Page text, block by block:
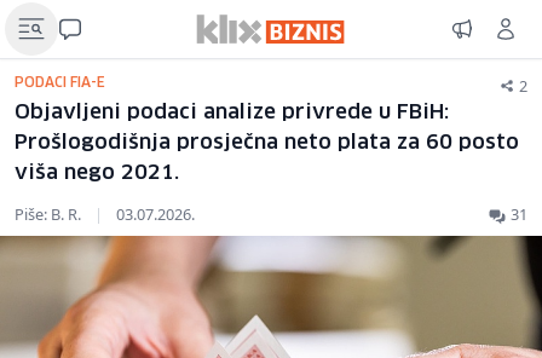
PODACI FIA-E 2
Objavljeni podaci analize privrede u FBiH:
Prošlogodišnja prosječna neto plata za 60 posto
viša nego 2021.
Piše: B. R. | 03.07.2026. 31